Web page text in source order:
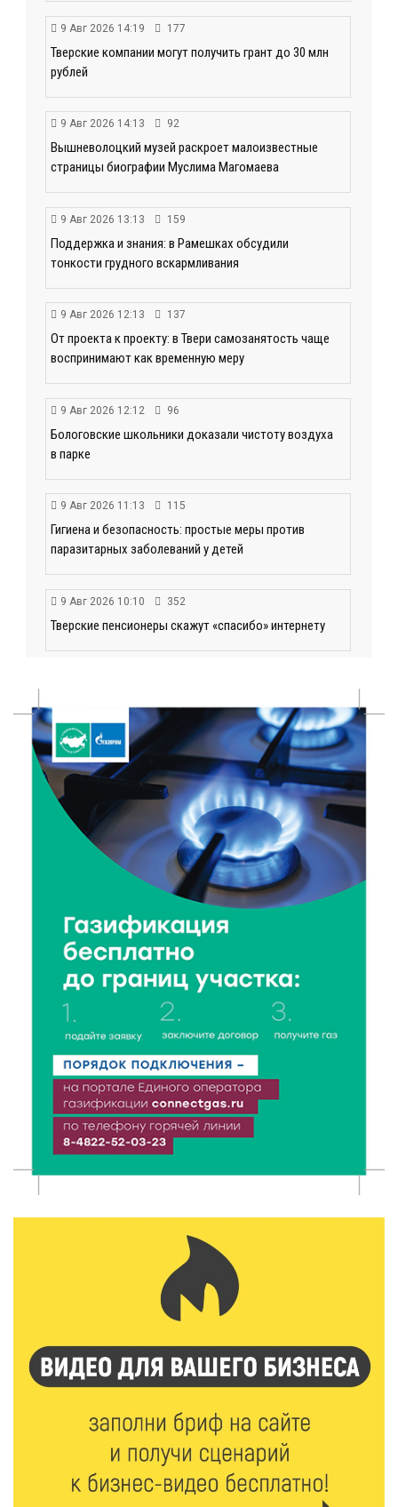
9 Авг 2026 14:19 177
Тверские компании могут получить грант до 30 млн
рублей
9 Авг 2026 14:13 92
Вышневолоцкий музей раскроет малоизвестные
страницы биографии Муслима Магомаева
9 Авг 2026 13:13 159
Поддержка и знания: в Рамешках обсудили
тонкости грудного вскармливания
9 Авг 2026 12:13 137
От проекта к проекту: в Твери самозанятость чаще
воспринимают как временную меру
9 Авг 2026 12:12 96
Бологовские школьники доказали чистоту воздуха
в парке
9 Авг 2026 11:13 115
Гигиена и безопасность: простые меры против
паразитарных заболеваний у детей
9 Авг 2026 10:10 352
Тверские пенсионеры скажут «спасибо» интернету
медиков за их добрые сердца
8 Авг 2026 20:37 350
В Твери росгвардейцы отметили День
физкультурника турниром по настольному теннису
8 Авг 2026 19:37 430
Когда тренироваться в жару: тренер дал чёткие
рекомендации по безопасным занятиям на улице
8 Авг 2026 18:37 361
Дороги становятся лучше: в Калининском округе
продолжается масштабный ремонт
8 Авг 2026 17:37 665
Защита с первых дней: почему так важна
вакцинация новорождённых
8 Авг 2026 17:17 611
Виталий Королев поздравил ветерана из Твери со
20 гектаров под борщевиком: в Вышневолоцком
округе выявили нарушения на сельхозучастке
8 Авг 2026 15:37 372
Светофор, ЮИДовцы и ГИБДД: в Ржевском округе
напомнили о важности дорожной дисциплины
Педагог детского сада Святой Анны
Кашинской — лауреат всероссийского конкурса